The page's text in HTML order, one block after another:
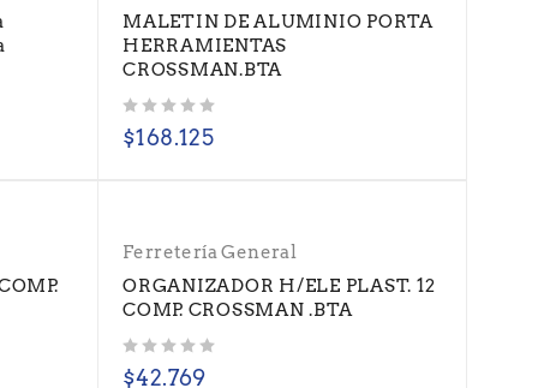
MALETIN DE ALUMINIO PORTA
HERRAMIENTAS
CROSSMAN.BTA
$168.125
Ferretería General
ORGANIZADOR H/ELE PLAST. 12
COMP. CROSSMAN .BTA
$42.769